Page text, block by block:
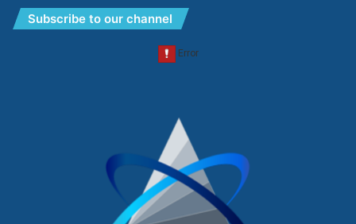
Subscribe to our channel